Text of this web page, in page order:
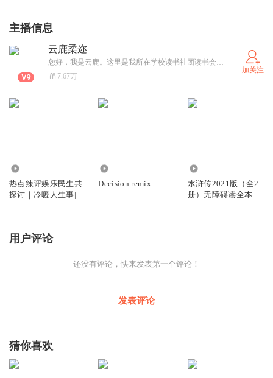
主播信息
云鹿柔迩
您好，我是云鹿。这里是我所在学校读书社团读书会的一些阅读的作业课件 因时间有限且制作技术不是很精良请谅解我的粗制。我正在努力学习和探索制作有声读物。真是一门学问 。同时感谢大家希望能一起共同支持正版 。生命是时间轴的昙花一现，瞬间也要努力绽放的爱。
7.67万
加关注
热点辣评娱乐民生共
探讨｜冷暖人生事|大
Decision remix
水浒传2021版（全2
册）无障碍读全本经
用户评论
还没有评论，快来发表第一个评论！
发表评论
猜你喜欢